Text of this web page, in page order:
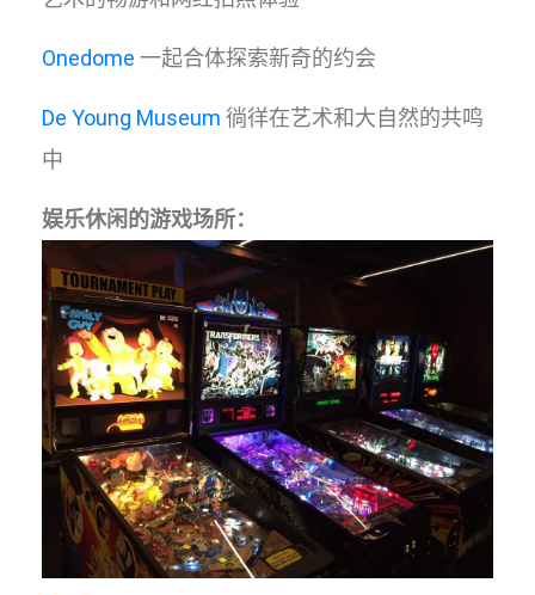
Onedome 一起合体探索新奇的约会
De Young Museum 徜徉在艺术和大自然的共鸣
中
娱乐休闲的游戏场所：